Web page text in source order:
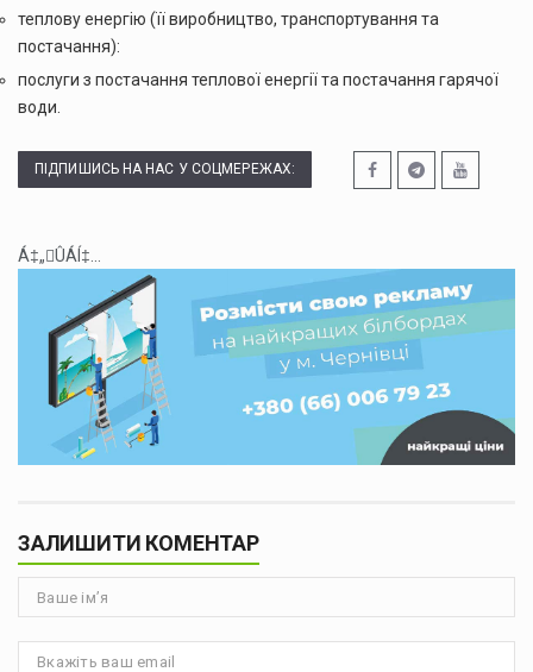
теплову енергію (її виробництво, транспортування та
постачання):
послуги з постачання теплової енергії та постачання гарячої
води.
ПІДПИШИСЬ НА НАС У СОЦМЕРЕЖАХ:
Á‡„ÛÁÍ‡...
ЗАЛИШИТИ КОМЕНТАР